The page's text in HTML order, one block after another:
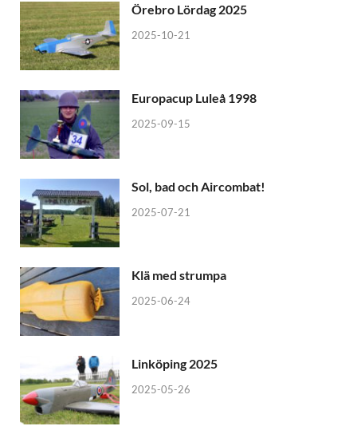
Örebro Lördag 2025
2025-10-21
Europacup Luleå 1998
2025-09-15
Sol, bad och Aircombat!
2025-07-21
Klä med strumpa
2025-06-24
Linköping 2025
2025-05-26